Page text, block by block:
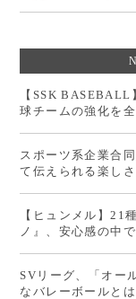
【SSK
球チームの強化を
スポーツ系企業合
て伝えられる楽しさ
【ヒュンメル】21
ノ』、安心感の中
SVリーグ、「オー
なバレーボールとは